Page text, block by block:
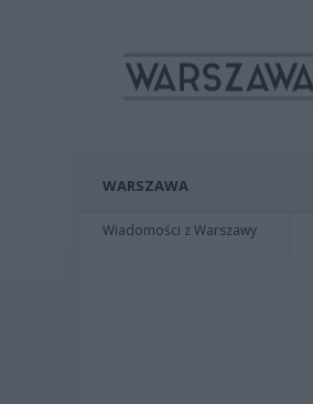
WARSZAWA
Wiadomości z Warszawy